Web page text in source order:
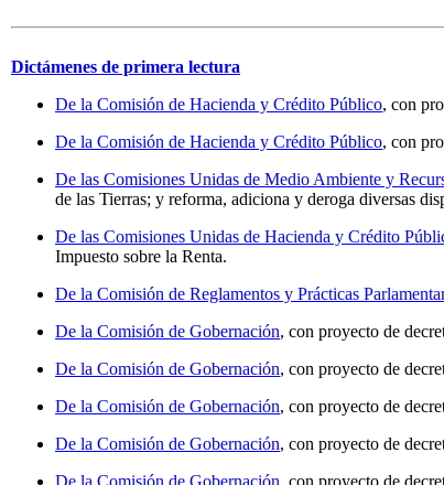
Dictámenes de primera lectura
De la Comisión de Hacienda y Crédito Público, con
De la Comisión de Hacienda y Crédito Público, con
De las Comisiones Unidas de Medio Ambiente y
de las Tierras; y reforma, adiciona y deroga diversas
De las Comisiones Unidas de Hacienda y Crédito
Impuesto sobre la Renta.
De la Comisión de Reglamentos y Prácticas
De la Comisión de Gobernación, con proyecto de
De la Comisión de Gobernación, con proyecto de
De la Comisión de Gobernación, con proyecto de
De la Comisión de Gobernación, con proyecto de
De la Comisión de Gobernación, con proyecto de